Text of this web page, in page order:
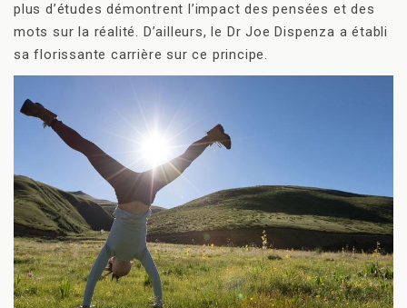
plus d’études démontrent l’impact des pensées et des
mots sur la réalité. D’ailleurs, le Dr Joe Dispenza a établi
sa florissante carrière sur ce principe.